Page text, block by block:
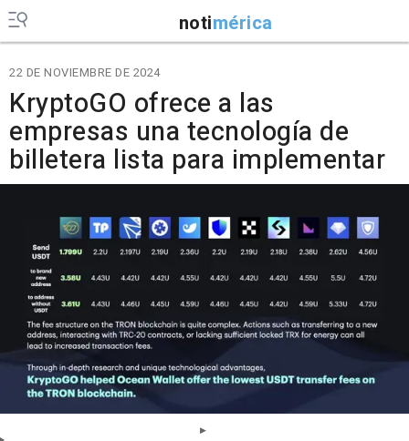
notimérica
22 DE NOVIEMBRE DE 2024
KryptoGO ofrece a las
empresas una tecnología de
billetera lista para implementar